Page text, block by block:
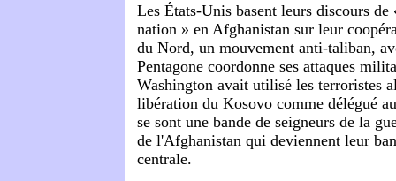
Les États-Unis basent leurs discours
nation » en Afghanistan sur leur
du Nord, un mouvement anti-taliban,
Pentagone coordonne ses attaques
Washington avait utilisé les terroristes
libération du Kosovo comme délégué
se sont une bande de seigneurs de la
de l'Afghanistan qui deviennent leur
centrale.